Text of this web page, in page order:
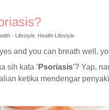
- Lifestyle Health-Lifestyle
and you can breath well,
sih kata ‘ Psoriasis’? Yap,
ketika mendengar